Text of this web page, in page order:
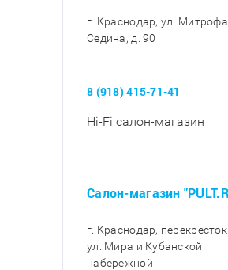
г. Краснодар, ул.
Седина, д. 90
8 (918) 415-71-41
Hi-Fi салон-магазин
Салон-магазин
г. Краснодар, перекрёсток
ул. Мира и Кубанской
набережной